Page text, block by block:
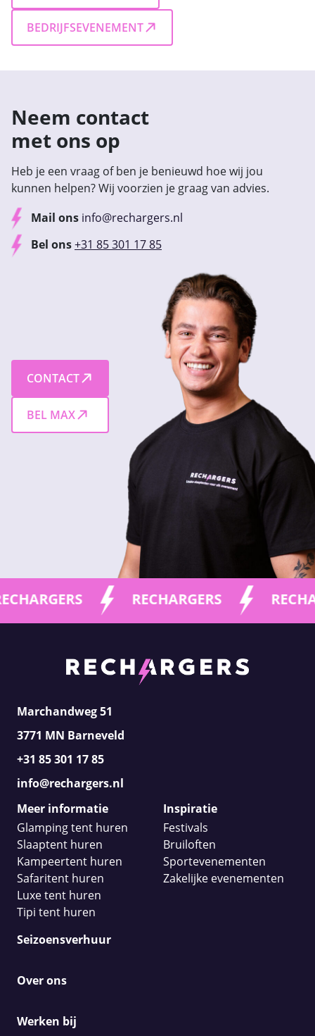
BEDRIJFSEVENEMENT
Neem contact
met ons op
Heb je een vraag of ben je benieuwd hoe wij jou
kunnen helpen? Wij voorzien je graag van advies.
Mail ons info@rechargers.nl
Bel ons+31 85 301 17 85
CONTACT
BEL MAX
RECHARGERS
Marchandweg 51
3771 MN Barneveld
+31 85 301 17 85
info@rechargers.nl
Meer informatie
Glamping tent huren
Slaaptent huren
Kampeertent huren
Safaritent huren
Luxe tent huren
Tipi tent huren
Inspiratie
Festivals
Bruiloften
Sportevenementen
Zakelijke evenementen
Seizoensverhuur
Over ons
Werken bij